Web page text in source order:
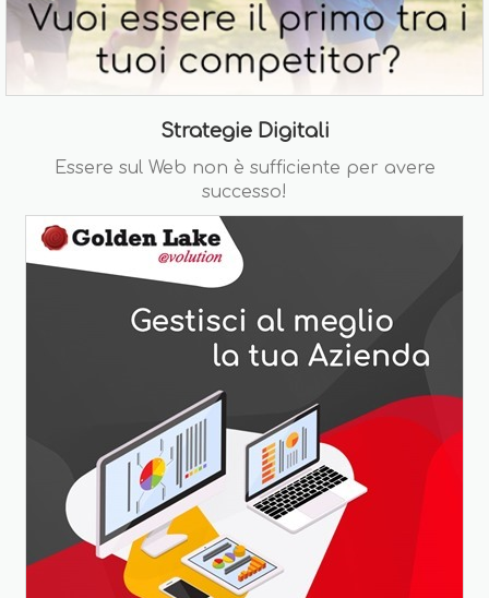
Strategie Digitali
Essere sul Web non è sufficiente per avere
successo!